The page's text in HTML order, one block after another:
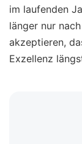
im laufenden
länger nur
akzeptieren,
Exzellenz